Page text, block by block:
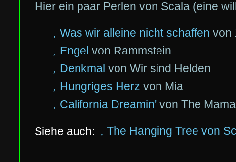
Hier ein paar Perlen von Scala (eine
Was wir alleine nicht schaffen von
Engel von Rammstein
Denkmal von Wir sind Helden
Hungriges Herz von Mia
California Dreamin' von The
The Hanging Tree von